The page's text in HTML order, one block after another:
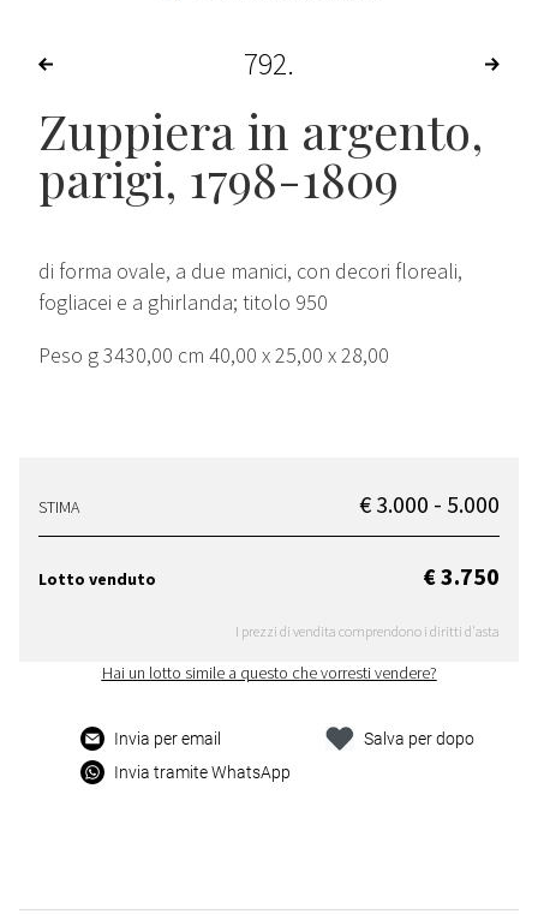
792
Zuppiera in argento,
parigi, 1798-1809
di forma ovale, a due manici, con decori floreali,
fogliacei e a ghirlanda; titolo 950
Peso g 3430,00 cm 40,00 x 25,00 x 28,00
STIMA € 3.000 - 5.000
Lotto venduto € 3.750
I prezzi di vendita comprendono i diritti d'asta
Hai un lotto simile a questo che vorresti vendere?
Invia per email
Invia tramite WhatsApp
Salva per dopo